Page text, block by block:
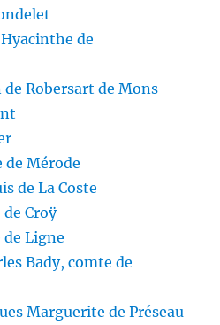
de
de Robersart de Mons
de Mérode
de La Coste
de Croÿ
de Ligne
Bady, comte de
Marguerite de Préseau